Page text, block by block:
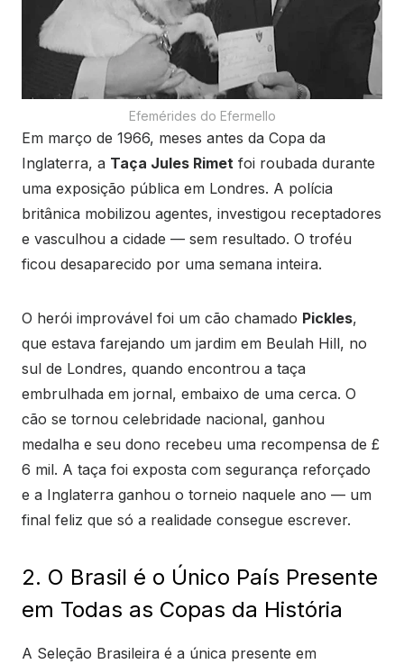
Efemérides do Efermello
Em março de 1966, meses antes da Copa da
Inglaterra, a Taça Jules Rimet foi roubada durante
uma exposição pública em Londres. A polícia
britânica mobilizou agentes, investigou receptadores
e vasculhou a cidade — sem resultado. O troféu
ficou desaparecido por uma semana inteira.
O herói improvável foi um cão chamado Pickles,
que estava farejando um jardim em Beulah Hill, no
sul de Londres, quando encontrou a taça
embrulhada em jornal, embaixo de uma cerca. O
cão se tornou celebridade nacional, ganhou
medalha e seu dono recebeu uma recompensa de £
6 mil. A taça foi exposta com segurança reforçado
e a Inglaterra ganhou o torneio naquele ano — um
final feliz que só a realidade consegue escrever.
2. O Brasil é o Único País Presente
em Todas as Copas da História
A Seleção Brasileira é a única presente em